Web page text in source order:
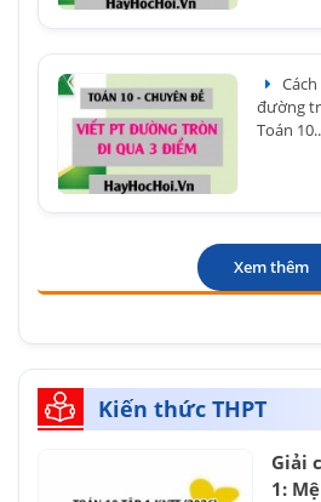
đường
Toán
Xem thêm
Kiến thức THPT
Giải
1: